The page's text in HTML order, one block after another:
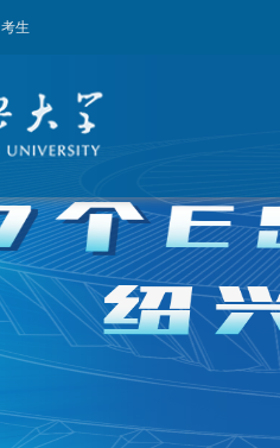
考生